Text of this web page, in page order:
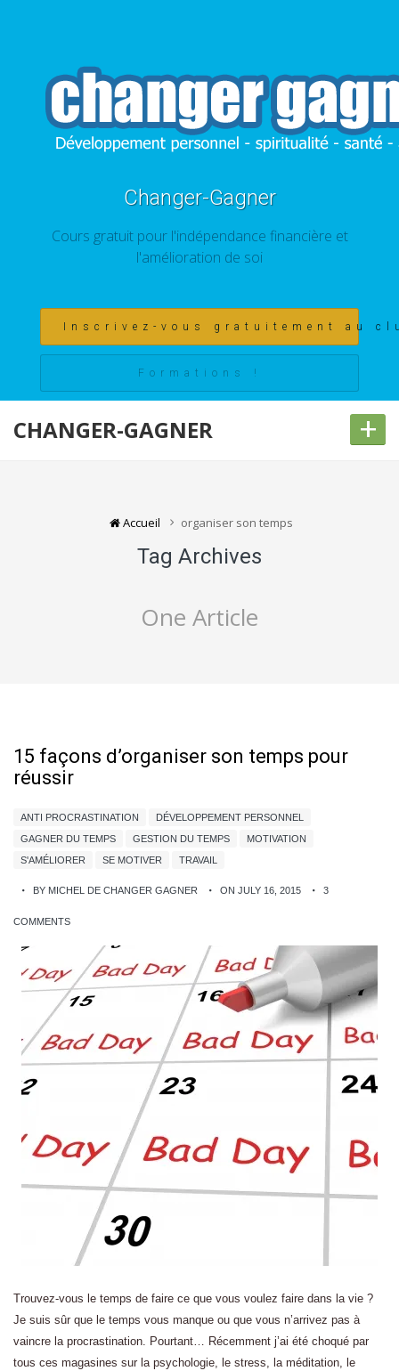
Changer-Gagner
Cours gratuit pour l'indépendance financière et
l'amélioration de soi
Inscrivez-vous gratuitement au
Formations !
CHANGER-GAGNER +
Accueil organiser son temps
Tag Archives
One Article
15 façons d’organiser son temps pour
réussir
ANTI PROCRASTINATION
DÉVELOPPEMENT PERSONNEL
GAGNER DU TEMPS
GESTION DU TEMPS
MOTIVATION
S'AMÉLIORER
SE MOTIVER TRAVAIL
BY MICHEL DE CHANGER GAGNER ON JULY 16, 2015 3
COMMENTS
Trouvez-vous le temps de faire ce que vous voulez faire dans la vie ?
Je suis sûr que le temps vous manque ou que vous n’arrivez pas à
vaincre la procrastination. Pourtant… Récemment j’ai été choqué par
tous ces magasines sur la psychologie, le stress, la méditation, le